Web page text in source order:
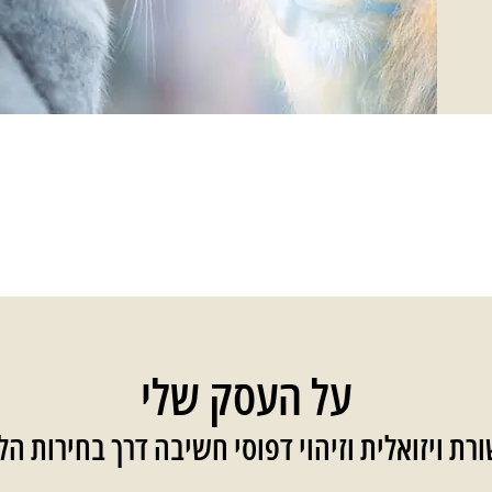
ויזואלית וזיהוי דפוסי חשיבה דרך בחירות
על העסק שלי